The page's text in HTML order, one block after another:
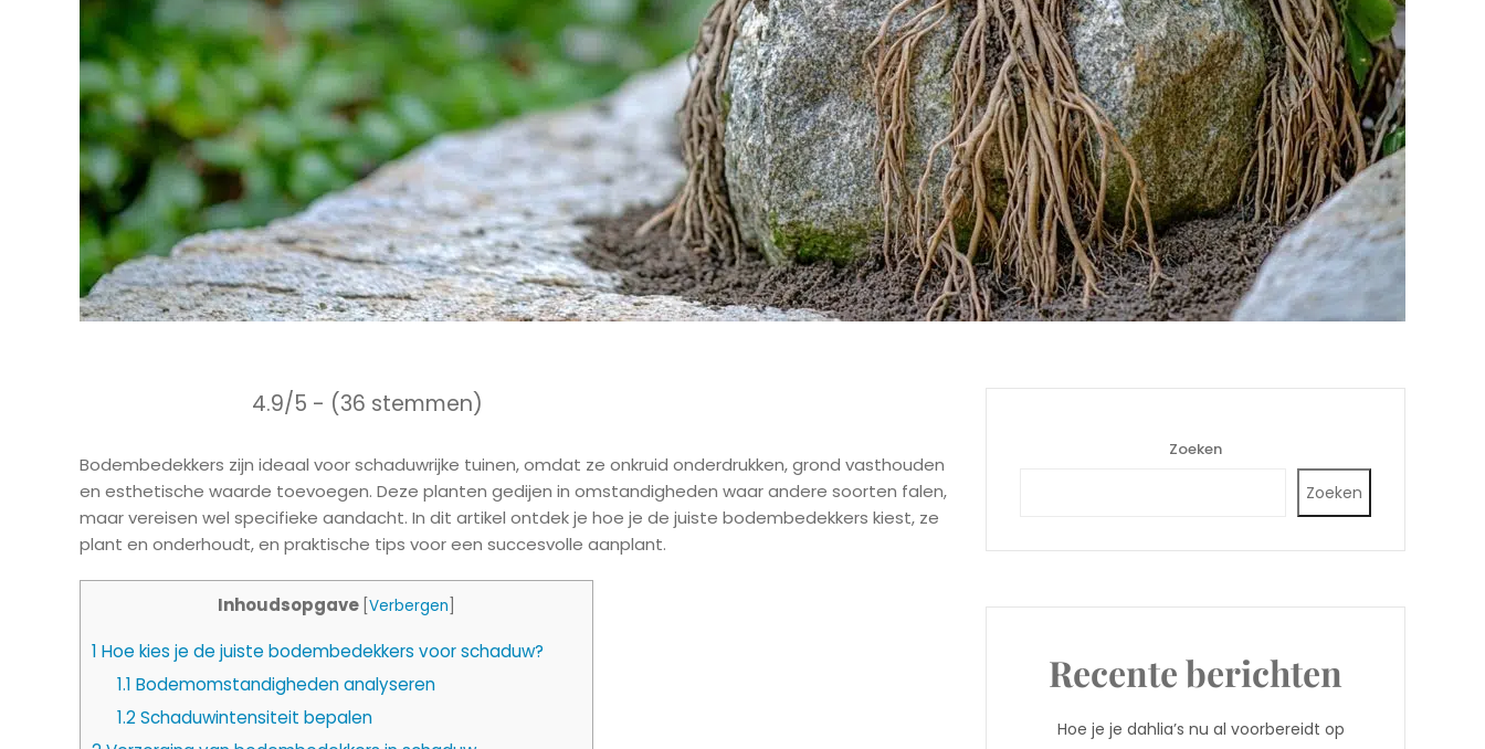
4.9/5 - (36 stemmen)
Bodembedekkers zijn ideaal voor schaduwrijke tuinen, omdat ze onkruid onderdrukken, grond vasthouden
en esthetische waarde toevoegen. Deze planten gedijen in omstandigheden waar andere soorten falen,
maar vereisen wel specifieke aandacht. In dit artikel ontdek je hoe je de juiste bodembedekkers kiest, ze
plant en onderhoudt, en praktische tips voor een succesvolle aanplant.
Inhoudsopgave Verbergen
1 Hoe kies je de juiste bodembedekkers voor schaduw?
1.1 Bodemomstandigheden analyseren
1.2Schaduwintensiteit bepalen
Zoeken
Zoeken
Recente berichten
Hoe je je dahlia’s nu al voorbereidt op